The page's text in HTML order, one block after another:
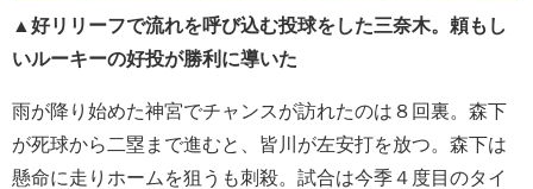
▲ 好リリーフで流れを呼び込む投球をした三奈木。頼もし
いルーキーの好投が勝利に導いた
雨が降り始めた神宮でチャンスが訪れたのは８回裏。森下
が死球から二塁まで進むと、皆川が左安打を放つ。森下は
懸命に走りホームを狙うも刺殺。試合は今季４度目のタイ